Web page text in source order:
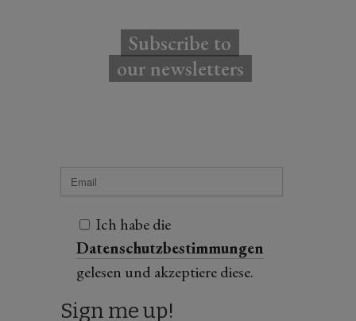
Subscribe to
our newsletters
Ich habe die
Datenschutzbestimmungen
gelesen und akzeptiere diese.